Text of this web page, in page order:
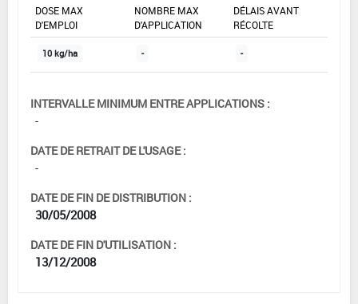
DOSE MAX
D'EMPLOI
NOMBRE MAX
D'APPLICATION
DÉLAIS AVANT
RÉCOLTE
10 kg/ha - -
INTERVALLE MINIMUM ENTRE APPLICATIONS :
-
DATE DE RETRAIT DE L'USAGE :
-
DATE DE FIN DE DISTRIBUTION :
30/05/2008
DATE DE FIN D'UTILISATION :
13/12/2008